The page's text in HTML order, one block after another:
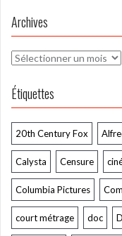
Archives
Archives
Étiquettes
20th Century Fox
Calysta Censure
Columbia Pictures
court métrage doc